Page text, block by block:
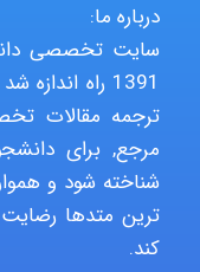
درباره ما:
سایت تخصصی
1391 راه
ترجمه مقالات
مرجع, برای
شناخته شود و
ترین متدها رضایت
کند.